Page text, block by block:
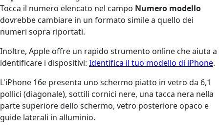
Tocca il numero elencato nel campo Numero modello
dovrebbe cambiare in un formato simile a quello dei
numeri sopra riportati.
Inoltre, Apple offre un rapido strumento online che aiuta a
identificare i dispositivi: Identifica il tuo modello di iPhone.
L'iPhone 16e presenta uno schermo piatto in vetro da 6,1
pollici (diagonale), sottili cornici nere, una tacca nera nella
parte superiore dello schermo, vetro posteriore opaco e
guide laterali in alluminio.